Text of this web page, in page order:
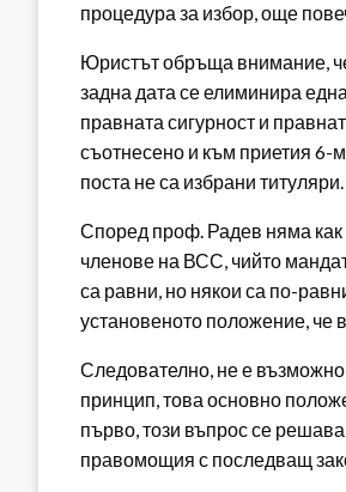
процедура за избор, още
Юристът обръща внимание, че
задна дата се елиминира
правната сигурност и
съотнесено и към приетия 6-
поста не са избрани титуляри.
Според проф. Радев няма как
членове на ВСС, чийто мандат
са равни, но някои са по-
установеното положение, че
Следователно, не е възможно
принцип, това основно
първо, този въпрос се
правомощия с последващ